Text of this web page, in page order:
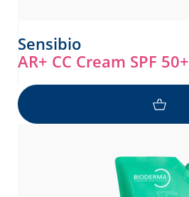
Sensibio
AR+ CC Cream SPF 50+